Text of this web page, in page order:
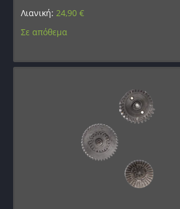
Λιανική: 24,90€
Σε απόθεμα